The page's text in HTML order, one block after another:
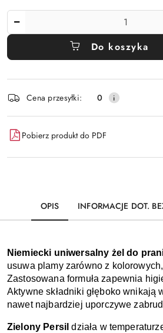
Do koszyka
i
dostawa
Cena przesyłki: 0
Pobierz produkt do PDF
OPIS INFORMACJE DOT.
Niemiecki uniwersalny żel do
usuwa plamy zarówno z
Zastosowana formuła zapewnia
Aktywne składniki głęboko wnikają
nawet najbardziej uporczywe
Zielony Persil działa w